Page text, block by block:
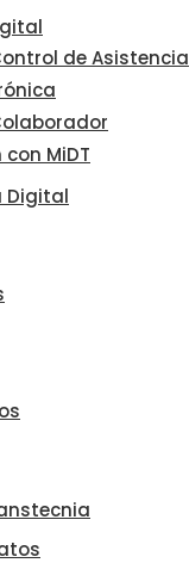
de Asistencia
MiDT
Digital